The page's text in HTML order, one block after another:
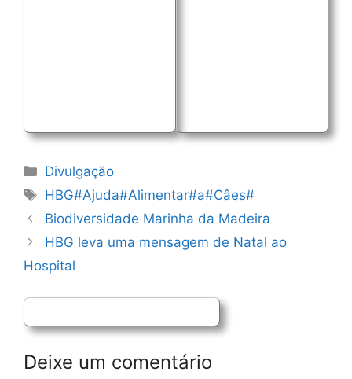
Categorias
Divulgação
Etiquetas
HBG#Ajuda#Alimentar#a#Câes#
Navegação
de
Biodiversidade Marinha da Madeira
HBG leva uma mensagem de Natal ao
Hospital
Deixe um comentário